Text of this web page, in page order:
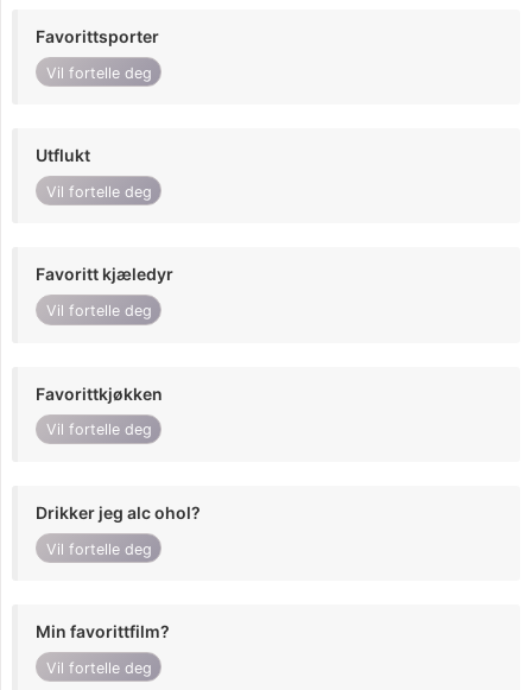
Favorittsporter
Vil fortelle deg
Utflukt
Vil fortelle deg
Favoritt kjæledyr
Vil fortelle deg
Favorittkjøkken
Vil fortelle deg
Drikker jeg alc ohol?
Vil fortelle deg
Min favorittfilm?
Vil fortelle deg